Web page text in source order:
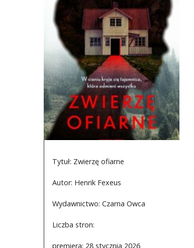
Tytuł: Zwierzę ofiarne
Autor: Henrik Fexeus
Wydawnictwo: Czarna Owca
Liczba stron:
premiera: 28 stycznia 2026